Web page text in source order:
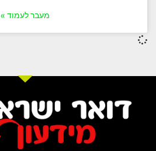
מעבר לעמוד »